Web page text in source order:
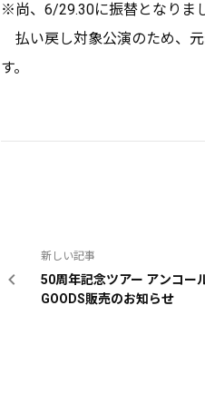
※尚、6/29.30に振替となりま
払い戻し対象公演のため、
す。
新しい記事
50周年記念ツアー アンコー
GOODS販売のお知らせ